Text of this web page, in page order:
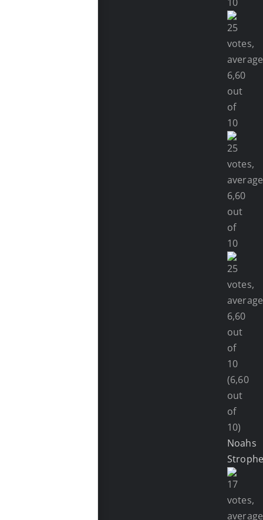
(6,60
out
of
10)
Noahs